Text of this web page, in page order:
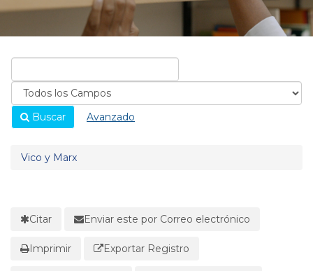
Buscar Avanzado
Vico y Marx
Citar Enviar este por Correo electrónico
Imprimir Exportar Registro